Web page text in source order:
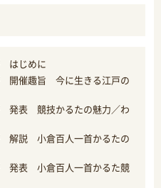
はじめに
開催趣旨 今に生きる江戸の
発表 競技かるたの魅力／わ
解説 小倉百人一首かるたの
発表 小倉百人一首かるた競